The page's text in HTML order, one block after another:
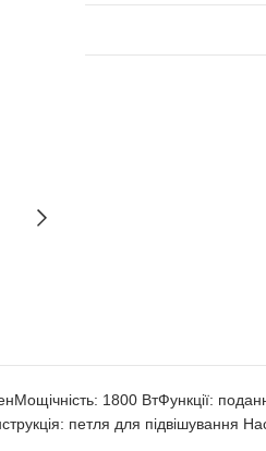
1800 ВтФункції:
петля для підвішування